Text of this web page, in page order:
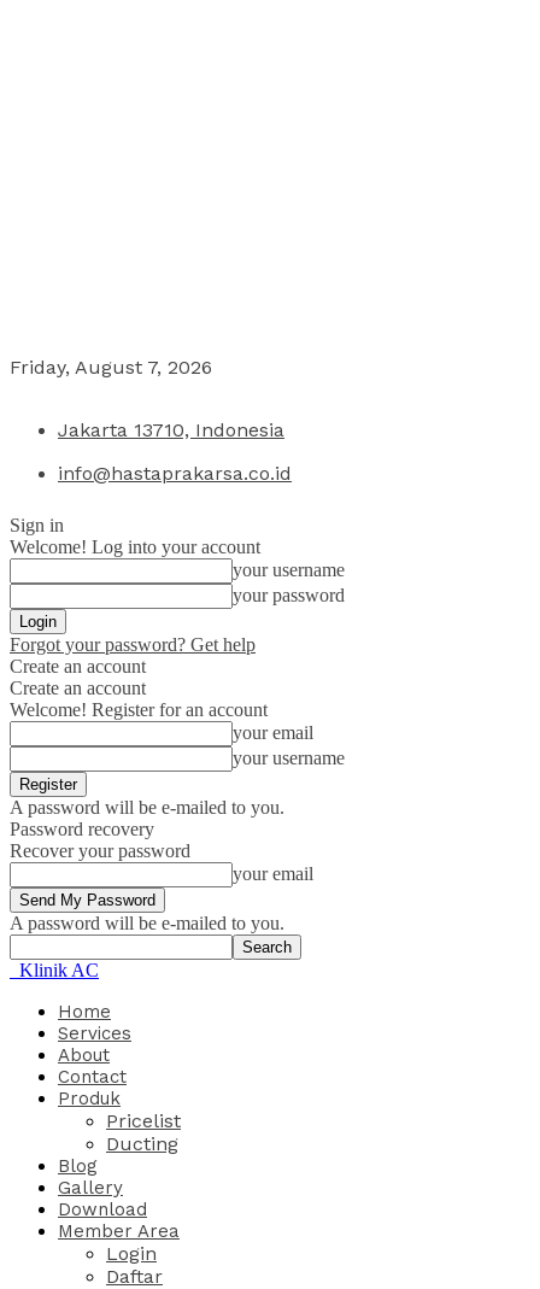
Friday, August 7, 2026
Jakarta 13710, Indonesia
info@hastaprakarsa.co.id
Sign in
Welcome! Log into your account
your username
your password
Forgot your password? Get help
Create an account
Create an account
Welcome! Register for an account
your email
your username
A password will be e-mailed to you.
Password recovery
Recover your password
your email
A password will be e-mailed to you.
Klinik AC
Home
Services
About
Contact
Produk
Pricelist
Ducting
Blog
Gallery
Download
Member Area
Login
Daftar